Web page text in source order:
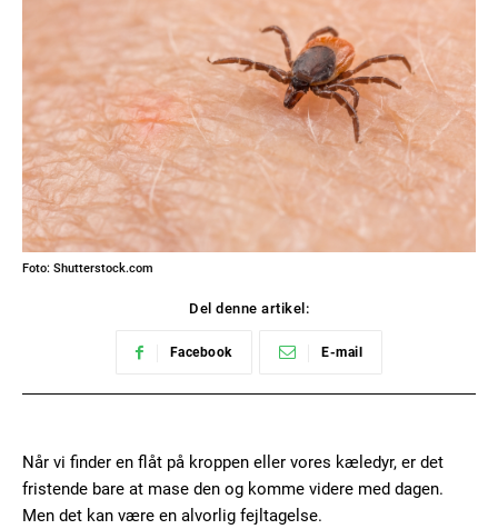
Foto: Shutterstock.com
Del denne artikel:
Facebook E-mail
Når vi finder en flåt på kroppen eller vores kæledyr, er det
fristende bare at mase den og komme videre med dagen.
Men det kan være en alvorlig fejltagelse.